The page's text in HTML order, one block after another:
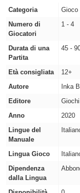
Categoria
Gioco
Numero di
Giocatori
1 - 4
Durata di una
Partita
45 -
Età consigliata
12+
Autore
Inka
Editore
Anno
2020
Lingue del
Manuale
Lingua Gioco
Dipendenza
dalla Lingua